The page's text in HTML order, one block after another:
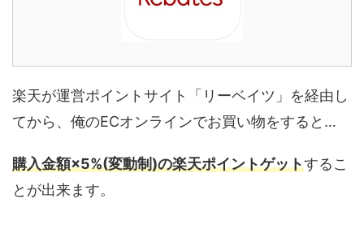
楽天が運営ポイントサイト「リーベイツ」を経由し
てから、俺のECオンラインでお買い物をすると…
購入金額×5%(変動制)の楽天ポイントゲットするこ
とが出来ます。